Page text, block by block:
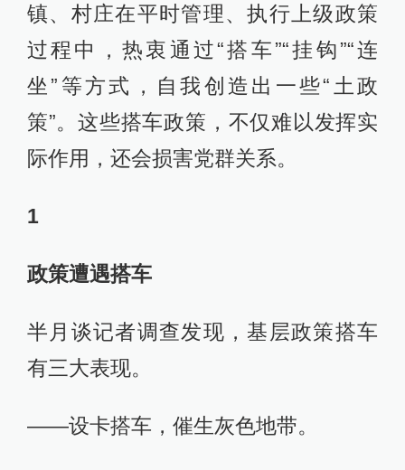
镇、村庄在平时管理、执行上级政策
过程中，热衷通过“搭车”“挂钩”“连
坐”等方式，自我创造出一些“土政
策”。这些搭车政策，不仅难以发挥实
际作用，还会损害党群关系。
1
政策遭遇搭车
半月谈记者调查发现，基层政策搭车
有三大表现。
——设卡搭车，催生灰色地带。